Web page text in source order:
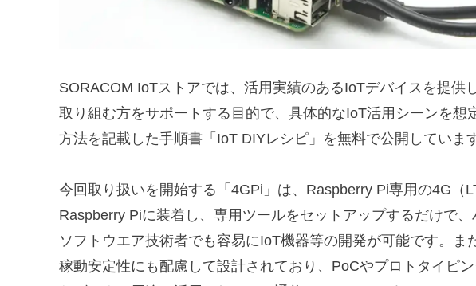
SORACOM IoTストアでは、活用実績のあるIoTデバイスを提供
取り組む方をサポートする目的で、具体的なIoT活用シーンを想
方法を記載した手順書「IoT DIYレシピ」を無料で公開しています
今回取り扱いを開始する「4GPi」は、Raspberry Pi専用の4G（
Raspberry Piに装着し、専用ツールをセットアップするだけで
ソフトウエア技術者でも容易にIoT機器等の開発が可能です。ま
稼動安定性にも配慮して設計されており、PoCやプロトタイピ